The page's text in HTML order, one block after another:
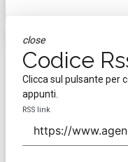
close
Codice
Clicca sul pulsante per
appunti.
RSS link